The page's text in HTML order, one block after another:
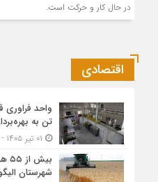
در حال کار و حرکت است.
اقتصادی
واحد فراوری
تن به
شهرستان